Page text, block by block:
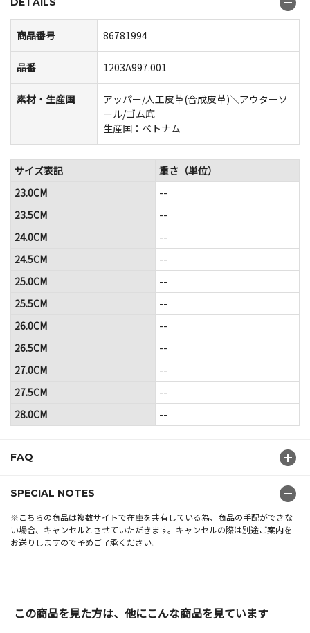
商品番号 86781994
品番 1203A997.001
素材・生産国
アッパー/人工皮革(合成皮革)＼アウターソ
ール/ゴム底
生産国：ベトナム
FAQ
SPECIAL NOTES
※こちらの商品は複数サイトで在庫を共有している為、商品の手配ができな
い場合、キャンセルとさせていただきます。キャンセルの際は別途ご案内を
お送りしますので予めご了承ください。
サイズ表記
重さ（単位）
23.0CM
--
23.5CM
--
24.0CM
--
24.5CM
--
25.0CM
--
25.5CM
--
26.0CM
--
26.5CM
--
27.0CM
--
27.5CM
--
28.0CM
--
この商品を見た方は、他にこんな商品を見ています